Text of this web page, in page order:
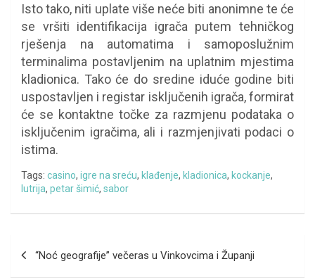
Isto tako, niti uplate više neće biti anonimne te će
se vršiti identifikacija igrača putem tehničkog
rješenja na automatima i samoposlužnim
terminalima postavljenim na uplatnim mjestima
kladionica. Tako će do sredine iduće godine biti
uspostavljen i registar isključenih igrača, formirat
će se kontaktne točke za razmjenu podataka o
isključenim igračima, ali i razmjenjivati podaci o
istima.
Tags: casino, igre na sreću, klađenje, kladionica, kockanje,
lutrija, petar šimić, sabor
objava
“Noć geografije” večeras u Vinkovcima i Županji